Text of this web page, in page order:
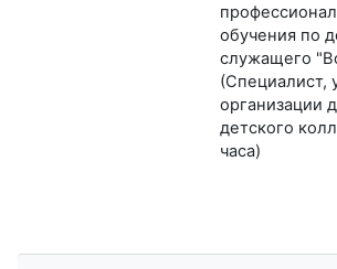
обучения по
служащего
(Специалист,
организации
детского
часа)